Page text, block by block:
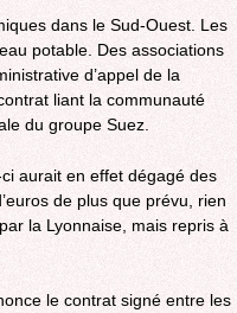
METROPOLITAIN,
TRANSPORT
COLLECTIF
ROCADE VDO
dans le Sud-Ouest. Les
potable. Des associations
d’appel de la
liant la communauté
du groupe Suez.
aurait en effet dégagé des
de plus que prévu, rien
la Lyonnaise, mais repris à
le contrat signé entre les